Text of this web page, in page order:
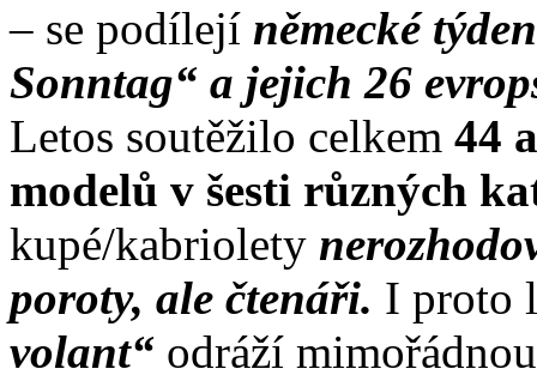
– se podílejí německé
Sonntag“ a jejich 26
Letos soutěžilo celkem 44
modelů v šesti různých
kupé/kabriolety
poroty, ale čtenáři. I proto
volant“ odráží